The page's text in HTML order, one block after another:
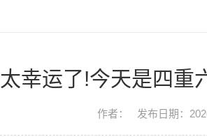
太幸运了!今天是四重
作者： 发布日期：